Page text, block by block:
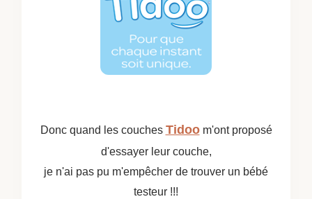
Donc quand les couches Tidoom'ont proposé
d'essayer leur couche,
je n'ai pas pu m'empêcher de trouver un bébé
testeur !!!